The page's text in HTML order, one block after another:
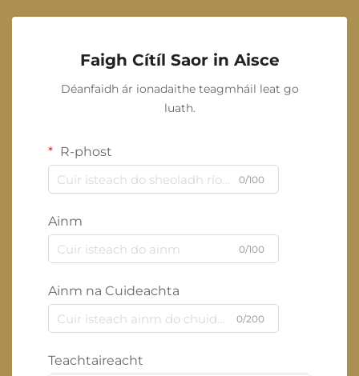
Faigh Cítíl Saor in Aisce
Déanfaidh ár ionadaithe teagmháil leat go
luath.
R-phost
0/100
Ainm
0/100
Ainm na Cuideachta
0/200
Teachtaireacht